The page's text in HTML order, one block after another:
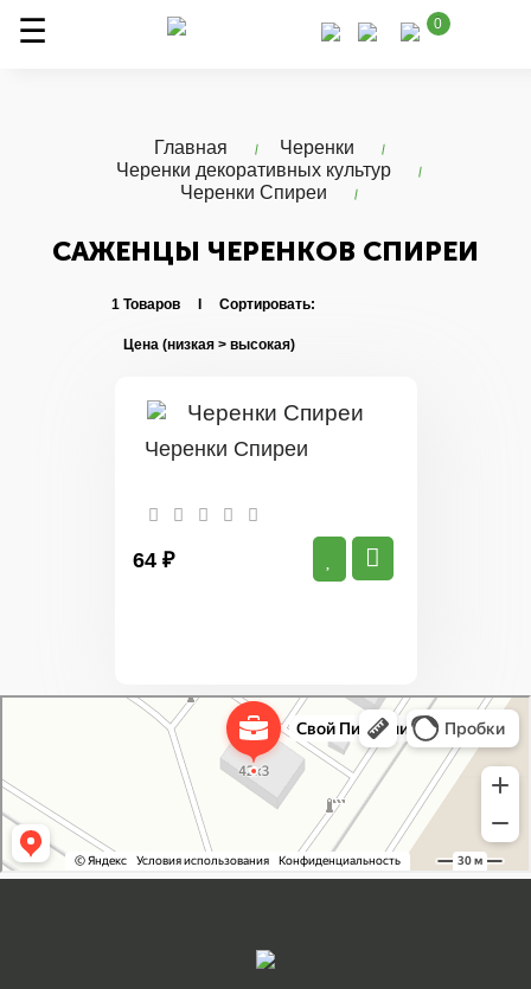
0
Главная
Черенки
Черенки декоративных культур
Черенки Спиреи
САЖЕНЦЫ ЧЕРЕНКОВ СПИРЕИ
1 Товаров I Сортировать:
Черенки Спиреи
64 ₽
Питомник растений в Москве